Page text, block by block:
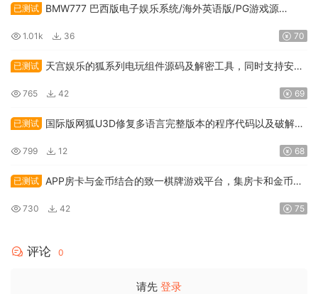
已测试
BMW777 巴西版电子娱乐系统/海外英语版/PG游戏源
1.01k 36 70
已测试
天宫娱乐的狐系列电玩组件源码及解密工具，同时支持安卓
765 42 69
已测试
国际版网狐U3D修复多语言完整版本的程序代码以及破解服
799 12 68
已测试
APP房卡与金币结合的致一棋牌游戏平台，集房卡和金币于
730 42 75
评论 0
请先 登录